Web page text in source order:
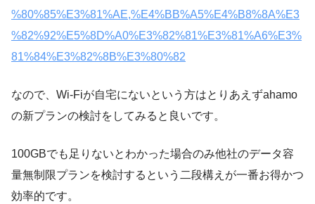
%80%85%E3%81%AE,%E4%BB%A5%E4%B8%8A%E3
%82%92%E5%8D%A0%E3%82%81%E3%81%A6%E3%
81%84%E3%82%8B%E3%80%82
なので、 Wi-Fiが自宅にないという方はとりあえずahamo
の新プランの検討をしてみると良いです。
100GBでも足りないとわかった場合のみ他社のデータ容
量無制限プランを検討するという二段構えが一番お得かつ
効率的です。